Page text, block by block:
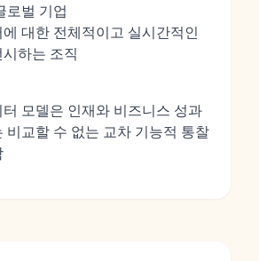
로벌 기업
대한 전체적이고 실시간적인
하는 조직
모델은 인재와 비즈니스 성과
비교할 수 없는 교차 기능적 통찰